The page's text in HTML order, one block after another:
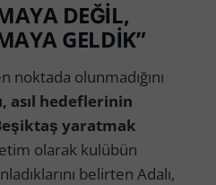
DEĞİL,
GELDİK”
noktada olunmadığını
asıl hedeflerinin
yaratmak
olarak kulübün
belirten Adalı,